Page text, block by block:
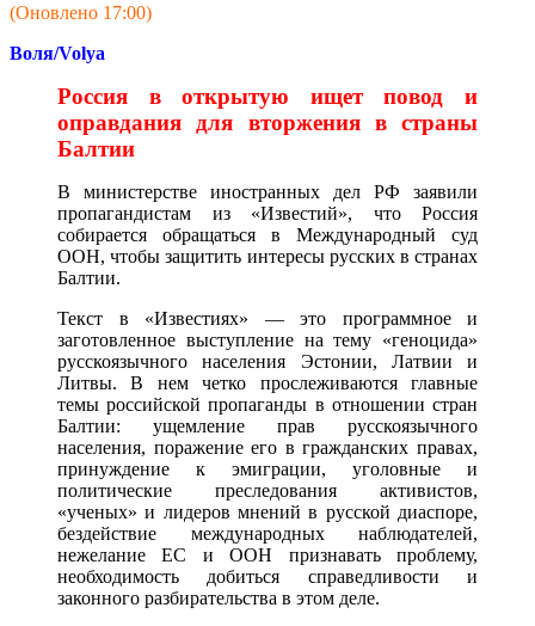
(Оновлено 17:00)
Воля/Volya
Россия в открытую ищет повод и
оправдания для вторжения в страны
Балтии
В министерстве иностранных дел РФ заявили
пропагандистам из «Известий», что Россия
собирается обращаться в Международный суд
ООН, чтобы защитить интересы русских в странах
Балтии.
Текст в «Известиях» — это программное и
заготовленное выступление на тему «геноцида»
русскоязычного населения Эстонии, Латвии и
Литвы. В нем четко прослеживаются главные
темы российской пропаганды в отношении стран
Балтии: ущемление прав русскоязычного
населения, поражение его в гражданских правах,
принуждение к эмиграции, уголовные и
политические преследования активистов,
«ученых» и лидеров мнений в русской диаспоре,
бездействие международных наблюдателей,
нежелание ЕС и ООН признавать проблему,
необходимость добиться справедливости и
законного разбирательства в этом деле.